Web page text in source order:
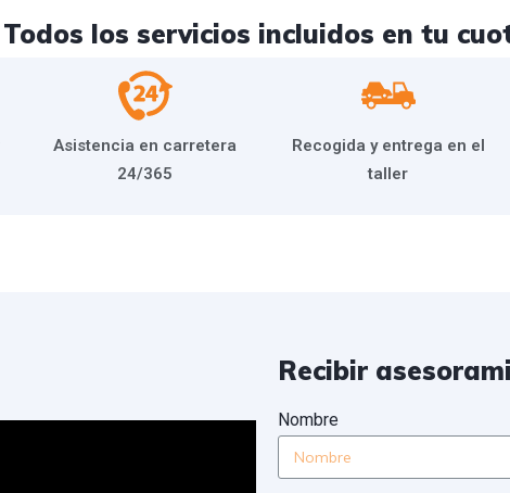
Todos los servicios incluidos en tu
Asistencia en carretera
24/365
Recogida y entrega en el
taller
Recibir
Nombre